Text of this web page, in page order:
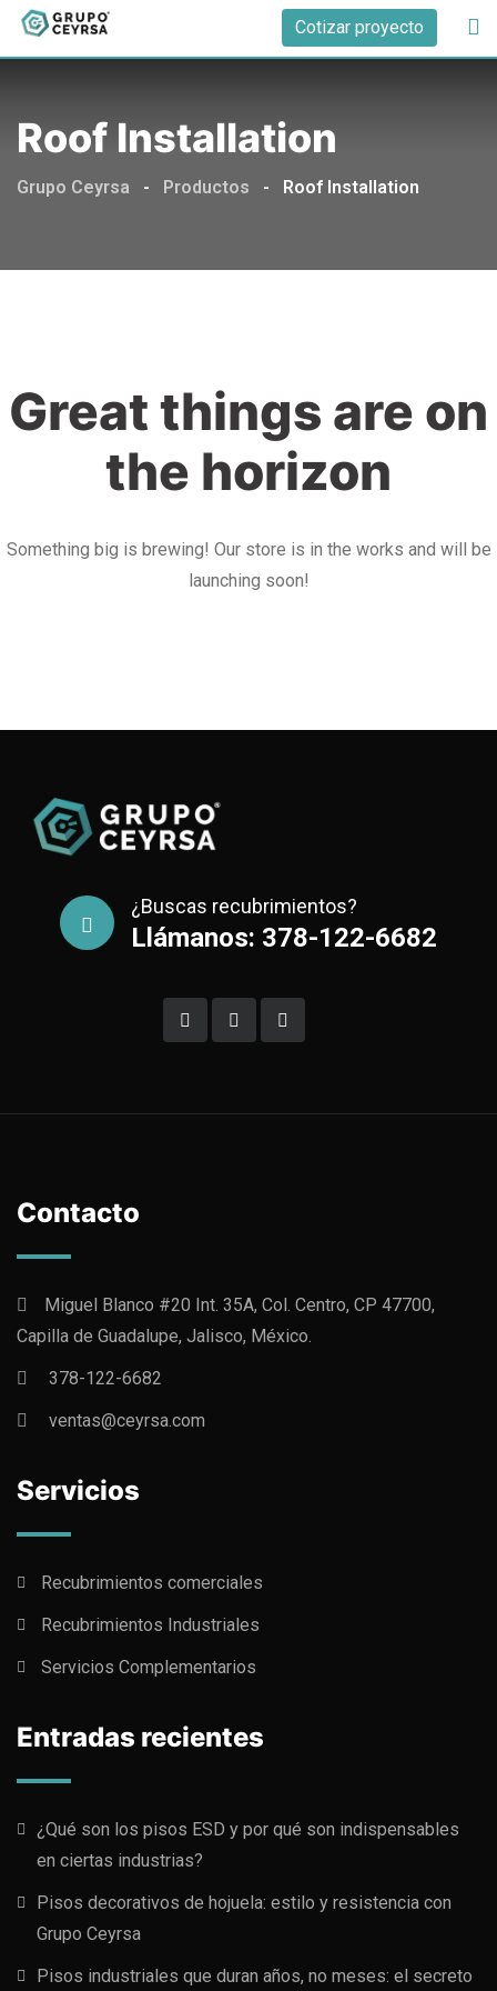
Cotizar proyecto
Roof Installation
Grupo Ceyrsa - Productos - Roof Installation
Great things are on
the horizon
Something big is brewing! Our store is in the works and will be
launching soon!
¿Buscas recubrimientos?
Llámanos: 378-122-6682
Contacto
Miguel Blanco #20 Int. 35A, Col. Centro, CP 47700,
Capilla de Guadalupe, Jalisco, México.
378-122-6682
ventas@ceyrsa.com
Servicios
Recubrimientos comerciales
Recubrimientos Industriales
Servicios Complementarios
Entradas recientes
¿Qué son los pisos ESD y por qué son indispensables
en ciertas industrias?
Pisos decorativos de hojuela: estilo y resistencia con
Grupo Ceyrsa
Pisos industriales que duran años, no meses: el secreto